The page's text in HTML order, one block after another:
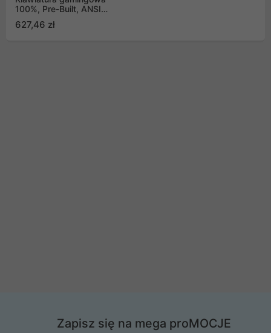
100%, Pre-Built, ANSI
627,46 zł
Zapisz się na mega proMOCJE